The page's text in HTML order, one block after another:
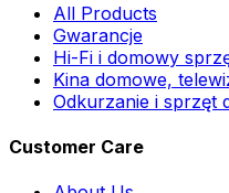
All Products
Gwarancje
Hi-Fi i domowy
Kina domowe,
Odkurzanie i sprzęt
Customer Care